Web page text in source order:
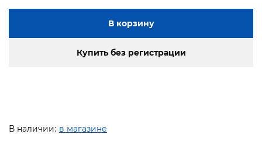
В корзину
Купить без регистрации
В наличии: в магазине